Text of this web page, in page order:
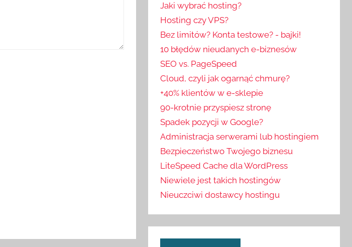
Jaki wybrać hosting?
Hosting czy VPS?
Bez limitów? Konta testowe? - bajki!
10 błędów nieudanych e-biznesów
SEO vs. PageSpeed
Cloud, czyli jak ogarnąć chmurę?
+40% klientów w e-sklepie
90-krotnie przyspiesz stronę
Spadek pozycji w Google?
Administracja serwerami lub hostingiem
Bezpieczeństwo Twojego biznesu
LiteSpeed Cache dla WordPress
Niewiele jest takich hostingów
Nieuczciwi dostawcy hostingu